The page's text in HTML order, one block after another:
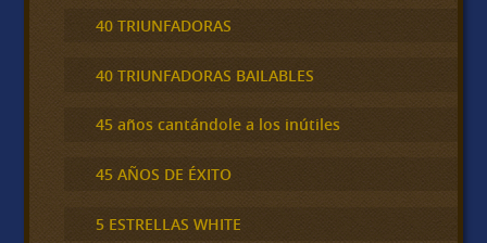
40 TRIUNFADORAS
40 TRIUNFADORAS BAILABLES
45 años cantándole a los inútiles
45 AÑOS DE ÉXITO
5 ESTRELLAS WHITE